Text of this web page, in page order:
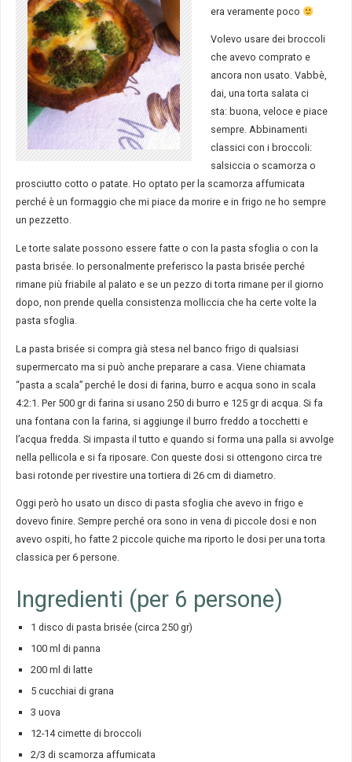
era veramente poco
Volevo usare dei broccoli
che avevo comprato e
ancora non usato. Vabbè,
dai, una torta salata ci
sta: buona, veloce e piace
sempre. Abbinamenti
classici con i broccoli:
salsiccia o scamorza o
prosciutto cotto o patate. Ho optato per la scamorza affumicata
perché è un formaggio che mi piace da morire e in frigo ne ho sempre
un pezzetto.
Le torte salate possono essere fatte o con la pasta sfoglia o con la
pasta brisée. Io personalmente preferisco la pasta brisée perché
rimane più friabile al palato e se un pezzo di torta rimane per il giorno
dopo, non prende quella consistenza molliccia che ha certe volte la
pasta sfoglia.
La pasta brisée si compra già stesa nel banco frigo di qualsiasi
supermercato ma si può anche preparare a casa. Viene chiamata
“pasta a scala” perché le dosi di farina, burro e acqua sono in scala
4:2:1. Per 500 gr di farina si usano 250 di burro e 125 gr di acqua. Si fa
una fontana con la farina, si aggiunge il burro freddo a tocchetti e
l’acqua fredda. Si impasta il tutto e quando si forma una palla si avvolge
nella pellicola e si fa riposare. Con queste dosi si ottengono circa tre
basi rotonde per rivestire una tortiera di 26 cm di diametro.
Oggi però ho usato un disco di pasta sfoglia che avevo in frigo e
dovevo finire. Sempre perché ora sono in vena di piccole dosi e non
avevo ospiti, ho fatte 2 piccole quiche ma riporto le dosi per una torta
classica per 6 persone.
Ingredienti (per 6 persone)
1 disco di pasta brisée (circa 250 gr)
100 ml di panna
200 ml di latte
5 cucchiai di grana
3 uova
12-14 cimette di broccoli
2/3 di scamorza affumicata